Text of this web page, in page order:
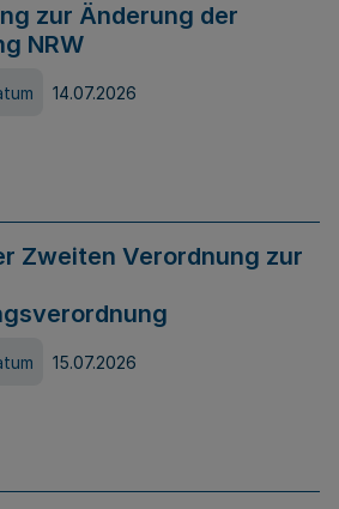
zur Änderung der
NRW
14.07.2026
Zweiten Verordnung zur
15.07.2026